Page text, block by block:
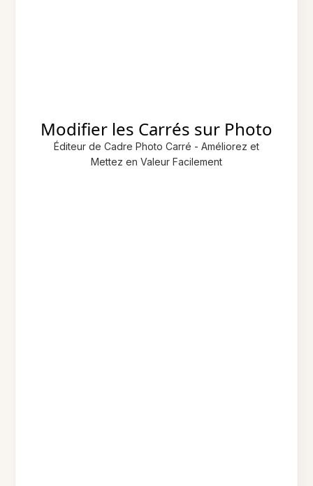
Modifier les Carrés sur Photo
Éditeur de Cadre Photo Carré - Améliorez et
Mettez en Valeur Facilement